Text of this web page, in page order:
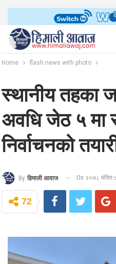
Home flash news with photo
स्थानीय तहका
अवधि जेठ ५ मा
निर्वाचनको
By हिमाली आवाज On २०७८ मंसिर
72